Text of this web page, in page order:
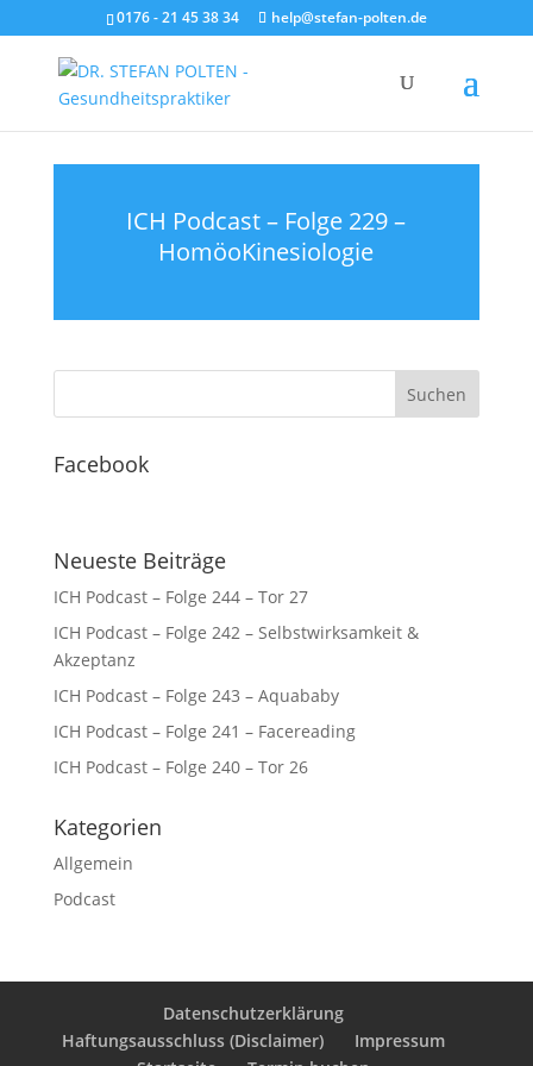
0176 - 21 45 38 34 help@stefan-polten.de
ICH Podcast – Folge 229 –
HomöoKinesiologie
Facebook
Neueste Beiträge
ICH Podcast – Folge 244 – Tor 27
ICH Podcast – Folge 242 – Selbstwirksamkeit &
Akzeptanz
ICH Podcast – Folge 243 – Aquababy
ICH Podcast – Folge 241 – Facereading
ICH Podcast – Folge 240 – Tor 26
Kategorien
Allgemein
Podcast
Datenschutzerklärung
Haftungsausschluss (Disclaimer)
Impressum